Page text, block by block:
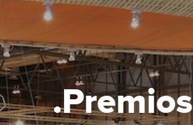
.Premios